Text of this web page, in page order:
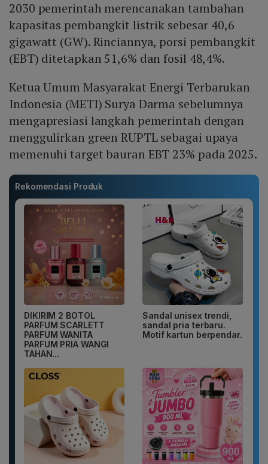
2030 pemerintah merencanakan tambahan
kapasitas pembangkit listrik sebesar 40,6
gigawatt (GW). Rinciannya, porsi pembangkit
(EBT) ditetapkan 51,6% dan fosil 48,4%.
Ketua Umum Masyarakat Energi Terbarukan
Indonesia (METI) Surya Darma sebelumnya
mengapresiasi langkah pemerintah dengan
menggulirkan green RUPTL sebagai upaya
memenuhi target bauran EBT 23% pada 2025.
Rekomendasi Produk
DIKIRIM 2 BOTOL
PARFUM SCARLETT
PARFUM WANITA
PARFUM PRIA WANGI
TAHAN...
Sandal unisex trendi,
sandal pria terbaru.
Motif kartun berpendar.